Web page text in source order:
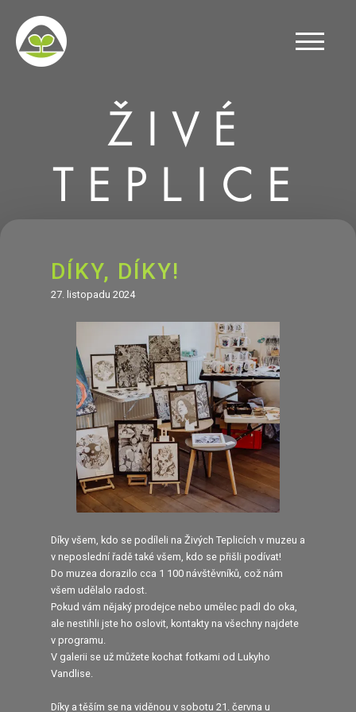
ŽIVÉ
TEPLICE
DÍKY, DÍKY!
27. listopadu 2024
Díky všem, kdo se podíleli na Živých Teplicích v muzeu a
v neposlední řadě také všem, kdo se přišli podívat!
Do muzea dorazilo cca 1 100 návštěvníků, což nám
všem udělalo radost.
Pokud vám nějaký prodejce nebo umělec padl do oka,
ale nestihli jste ho oslovit, kontakty na všechny najdete
v programu.
V galerii se už můžete kochat fotkami od Lukyho
Vandlise.
Díky a těším se na viděnou v sobotu 21. června u